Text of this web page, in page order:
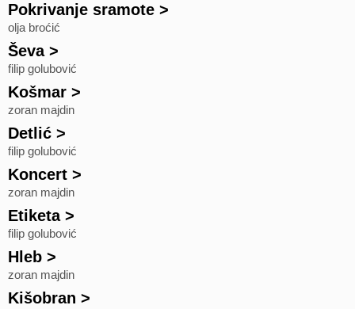
Pokrivanje sramote >
olja broćić
Ševa>
filip golubović
Košmar >
zoran majdin
Detlić >
filip golubović
Koncert >
zoran majdin
Etiketa>
filip golubović
Hleb >
zoran majdin
Kišobran >